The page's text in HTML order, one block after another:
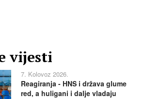
vijesti
7. Kolovoz 2026.
Reagiranja - HNS i država glume
red, a huligani i dalje vladaju